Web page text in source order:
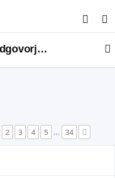
s
a
Neodgovorjeni prispevki
1od34
2 3 4 5 … 34